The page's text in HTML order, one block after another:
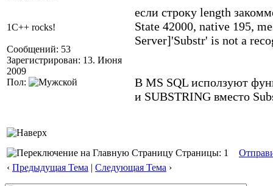
1C++ rocks!
Сообщений: 53
Зарегистрирован: 13. Июня
2009
Пол:
если строку length
State 42000, native 195,
Server]'Substr' is not a
В MS SQL исползуют
и SUBSTRING вместо
Страницы: 1
‹ Предыдущая Тема | Следующая Тема ›